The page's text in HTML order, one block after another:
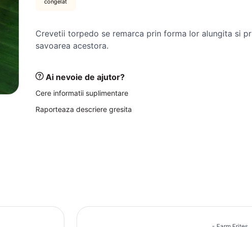
congelat
Crevetii torpedo se remarca prin forma lor alungita si
savoarea acestora.
Ai nevoie de ajutor?
Cere informatii suplimentare
Raporteaza descriere gresita